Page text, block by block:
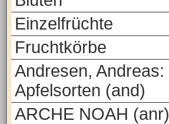
Einzelfrüchte
Fruchtkörbe
Andresen, Andreas:
Apfelsorten (and)
ARCHE NOAH (anr)